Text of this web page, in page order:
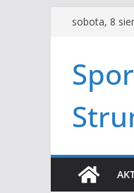
Przejdźsobota, 8